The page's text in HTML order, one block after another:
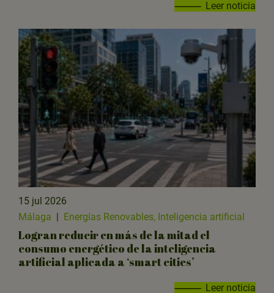
Leer noticia
15 jul 2026
Málaga | Energías Renovables, Inteligencia artificial
Logran reducir en más de la mitad el
consumo energético de la inteligencia
artificial aplicada a ‘smart cities’
Leer noticia